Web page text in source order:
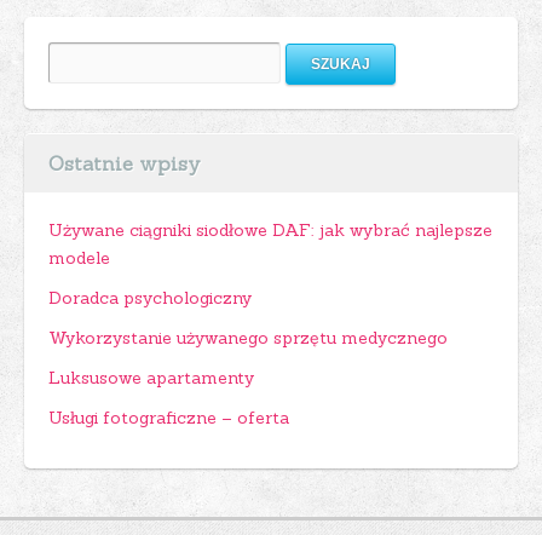
Ostatnie wpisy
Używane ciągniki siodłowe DAF: jak wybrać najlepsze
modele
Doradca psychologiczny
Wykorzystanie używanego sprzętu medycznego
Luksusowe apartamenty
Usługi fotograficzne – oferta